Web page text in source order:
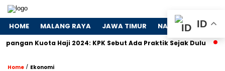
HOME MALANG RAYA JAWA TIMUR NASIONAL
Kuota Haji 2024: KPK Sebut Ada Praktik Sejak Dulu Dosa-
Home / Ekonomi
ID